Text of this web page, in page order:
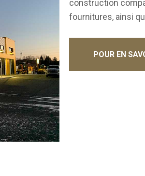
construction
fournitures, ainsi
POUR EN